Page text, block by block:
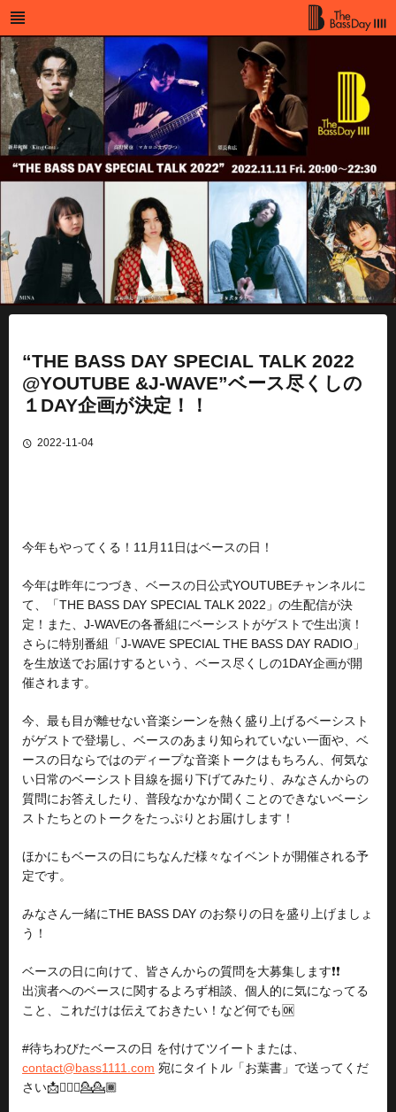
MENU
Skip
to
content
“THE BASS DAY SPECIAL TALK 2022
@YOUTUBE &J-WAVE”ベース尽くしの
１DAY企画が決定！！
2022-11-04
今年もやってくる！11月11日はベースの日！
今年は昨年につづき、ベースの日公式YOUTUBEチャンネルに
て、「THE BASS DAY SPECIAL TALK 2022」の生配信が決
定！また、J-WAVEの各番組にベーシストがゲストで生出演！
さらに特別番組「J-WAVE SPECIAL THE BASS DAY RADIO」
を生放送でお届けするという、ベース尽くしの1DAY企画が開
催されます。
今、最も目が離せない音楽シーンを熱く盛り上げるベーシスト
がゲストで登場し、ベースのあまり知られていない一面や、ベ
ースの日ならではのディープな音楽トークはもちろん、何気な
い日常のベーシスト目線を掘り下げてみたり、みなさんからの
質問にお答えしたり、普段なかなか聞くことのできないベーシ
ストたちとのトークをたっぷりとお届けします！
ほかにもベースの日にちなんだ様々なイベントが開催される予
定です。
みなさん一緒にTHE BASS DAY のお祭りの日を盛り上げましょ
う！
ベースの日に向けて、皆さんからの質問を大募集します❗️❗️
出演者へのベースに関するよろず相談、個人的に気になってる
こと、これだけは伝えておきたい！など何でも🆗
#待ちわびたベースの日 を付けてツイートまたは、
contact@bass1111.com 宛にタイトル「お葉書」で送ってくだ
さい📩💁🏻‍♀️️💁💁🏾